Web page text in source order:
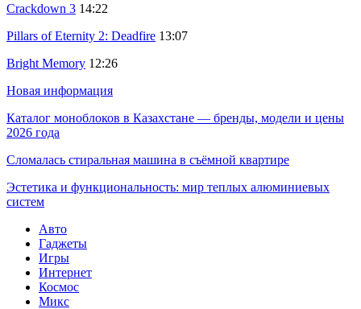
Crackdown 3 14:22
Pillars of Eternity 2: Deadfire 13:07
Bright Memory 12:26
Новая информация
Каталог моноблоков в Казахстане — бренды, модели и цены
2026 года
Сломалась стиральная машина в съёмной квартире
Эстетика и функциональность: мир теплых алюминиевых
систем
Авто
Гаджеты
Игры
Интернет
Космос
Микс